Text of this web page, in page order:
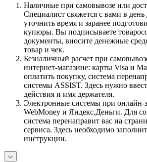
Наличные при самовывозе или
Специалист свяжется с вами в
уточнить время и заранее
купюры. Вы подписываете
документы, вносите денежные
товар и чек.
Безналичный расчет при
интернет-магазине: карты Visa и
оплатить покупку, система
системы ASSIST. Здесь нужно
действия и имя держателя.
Электронные системы при онлайн-
WebMoney и Яндекс.Деньги. Для
система перенаправит вас на
сервиса. Здесь необходимо
инструкции.